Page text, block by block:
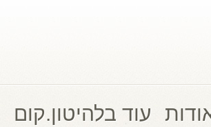
עוד בלהיטון.קום